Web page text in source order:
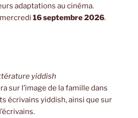
adaptations au cinéma.
16 septembre 2026.
yiddish
sur l’image de la famille dans
écrivains yiddish, ainsi que sur